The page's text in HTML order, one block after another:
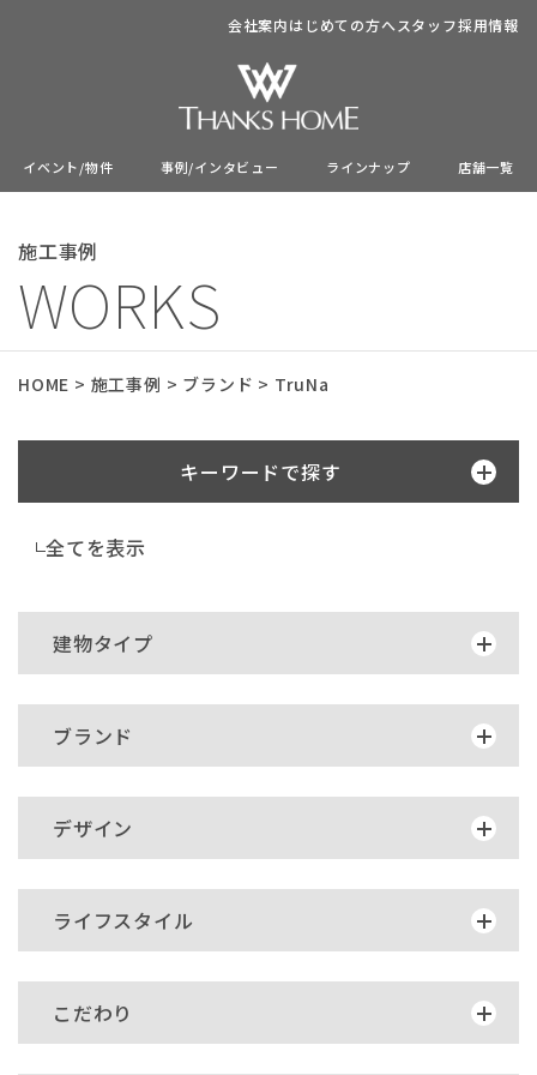
イベント/物件 事例/インタビュー ラインナップ 店舗一覧
会社案内はじめての方へスタッフ採用情報
施工事例
WORKS
HOME > 施工事例 > ブランド > TruNa
キーワードで探す
全てを表示
建物タイプ
ブランド
デザイン
ライフスタイル
こだわり